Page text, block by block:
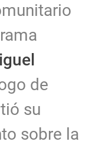
de
su
sobre la